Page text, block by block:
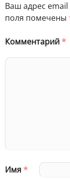
Ваш адрес email
поля помечены
Комментарий*
Имя*